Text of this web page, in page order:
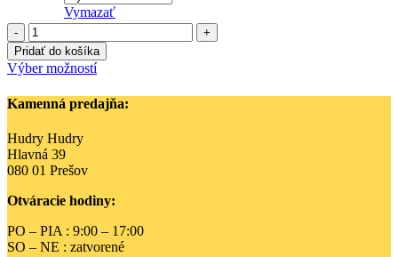
Vymazať
množstvo
KiETLA
slnečné
okuliare
WaZZ
-
Pridať do košíka
Výber možnostíTento
má
viacero
vybrať
na
stránke
produktu.
Kamenná predajňa:
Hudry Hudry
Hlavná 39
080 01 Prešov
Otváracie hodiny:
PO – PIA : 9:00 – 17:00
SO – NE : zatvorené